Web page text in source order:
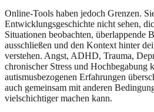
Online-Tools haben jedoch Grenzen.
Entwicklungsgeschichte nicht sehen,
Situationen beobachten, überlappende
ausschließen und den Kontext hinter
verstehen. Angst, ADHD, Trauma,
chronischer Stress und Hochbegabung
autismusbezogenen Erfahrungen
auch gemeinsam mit anderen
vielschichtiger machen kann.